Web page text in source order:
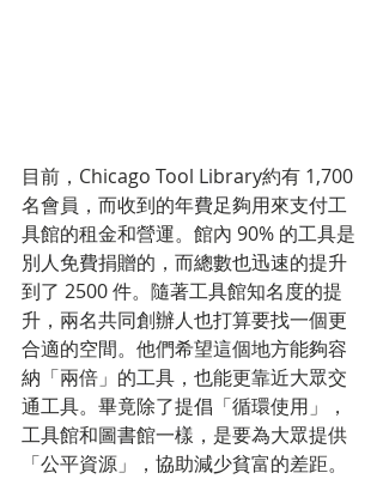
目前，Chicago Tool Library約有 1,700
名會員，而收到的年費足夠用來支付工
具館的租金和營運。館內 90% 的工具是
別人免費捐贈的，而總數也迅速的提升
到了 2500 件。隨著工具館知名度的提
升，兩名共同創辦人也打算要找一個更
合適的空間。他們希望這個地方能夠容
納「兩倍」的工具，也能更靠近大眾交
通工具。畢竟除了提倡「循環使用」，
工具館和圖書館一樣，是要為大眾提供
「公平資源」，協助減少貧富的差距。